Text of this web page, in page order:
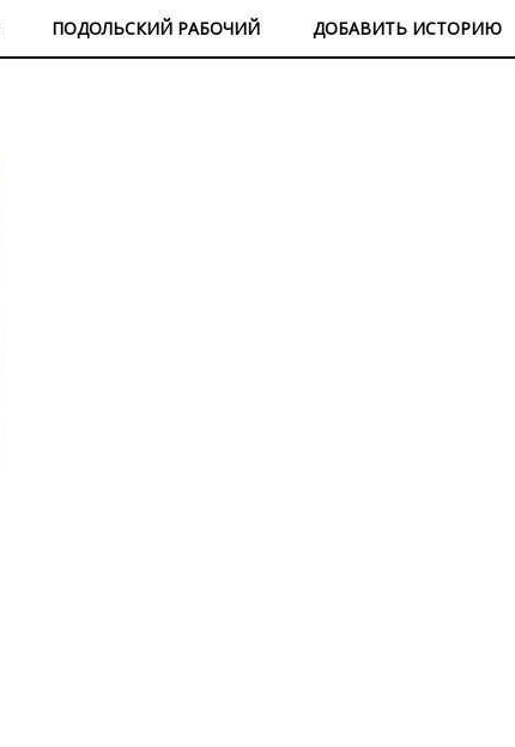
ПОДОЛЬСКИЙ РАБОЧИЙ ДОБАВИТЬ ИСТОРИЮ